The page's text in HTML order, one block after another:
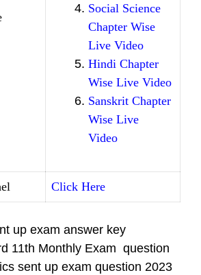
Social Science
Chapter Wise
Live Video
Hindi Chapter
Wise Live Video
Sanskrit Chapter
Wise Live
Video
Click Here
up exam answer key
11th Monthly Exam question
sent up exam question 2023